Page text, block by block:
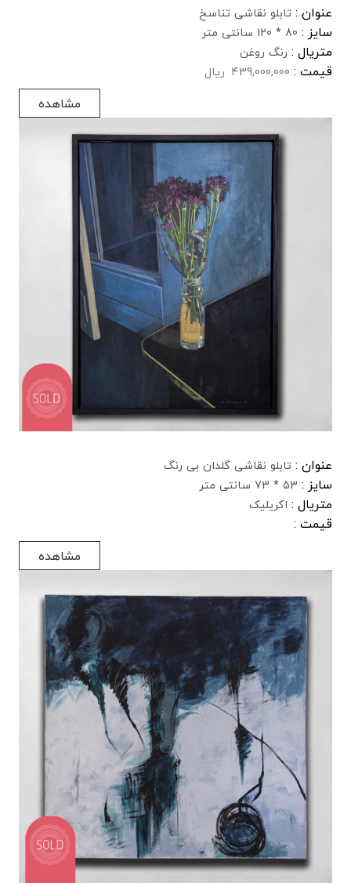
عنوان : تابلو نقاشی تناسخ
سایز : 80 * 120 سانتی متر
متریال : رنگ روغن
قیمت : 439,000,000 ریال
مشاهده
عنوان : تابلو نقاشی گلدان بی رنگ
سایز : 53 * 73 سانتی متر
متریال : اکریلیک
قیمت :
مشاهده